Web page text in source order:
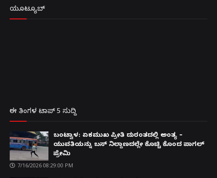
ಯೂಟ್ಯೂಬ್
ಈ ತಿಂಗಳ ಟಾಪ್ 5 ಸುದ್ದಿ
ಬಂಟ್ವಾಳ: ಏಕಮುಖ ಪ್ರೀತಿ ದುರಂತದಲ್ಲಿ ಅಂತ್ಯ –
ಯುವತಿಯನ್ನು ಬಸ್ ನಿಲ್ದಾಣದಲ್ಲೇ ಕೊಚ್ಚಿ ಕೊಂದ ಪಾಗಲ್
ಪ್ರೇಮಿ
7/16/2026 08:29:00 PM